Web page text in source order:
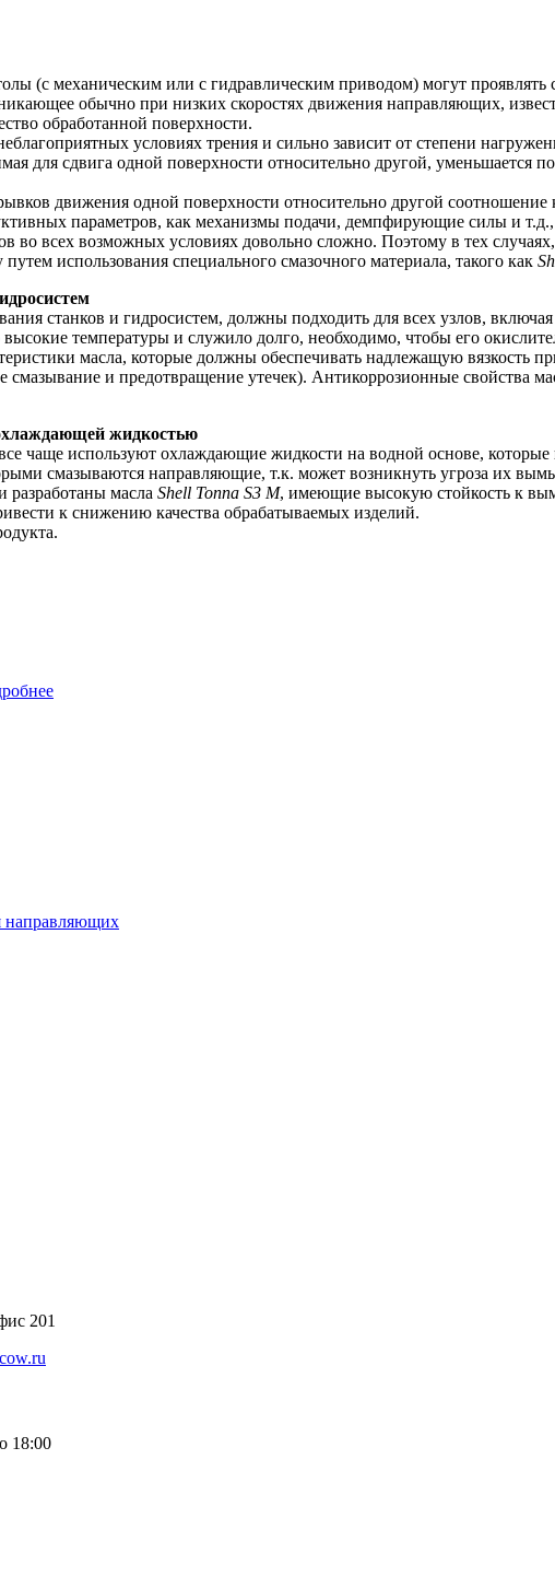
(с механическим или с гидравлическим приводом) могут
обычно при низких скоростях движения направляющих,
обработанной поверхности.
условиях трения и сильно зависит от степени
для сдвига одной поверхности относительно другой, уменьшается
движения одной поверхности относительно другой
параметров, как механизмы подачи, демпфирующие силы и
во всех возможных условиях довольно сложно. Поэтому в тех
использования специального смазочного материала, такого как
станков и гидросистем, должны подходить для всех узлов,
температуры и служило долго, необходимо, чтобы его
масла, которые должны обеспечивать надлежащую вязкость
смазывание и предотвращение утечек). Антикоррозионные свойства
жидкостью
чаще используют охлаждающие жидкости на водной основе,
смазываются направляющие, т.к. может возникнуть угроза их
масла Shell Tonna S3 M, имеющие высокую стойкость к
к снижению качества обрабатываемых изделий.
направляющих
201
18:00